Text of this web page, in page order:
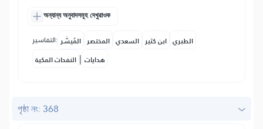
অন্যান্য অনুবাদসমূহ দেখুৱাওক
التفاسير: المُيسَّر المختصر السعدي ابن كثير الطبري
النفحات المكية | هدايات
পৃষ্ঠা নং: 368